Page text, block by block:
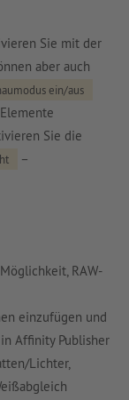
Sie mit der
aber auch
ein/aus
Sie die
–
RAW-
einzufügen und
Affinity Publisher
Lichter,